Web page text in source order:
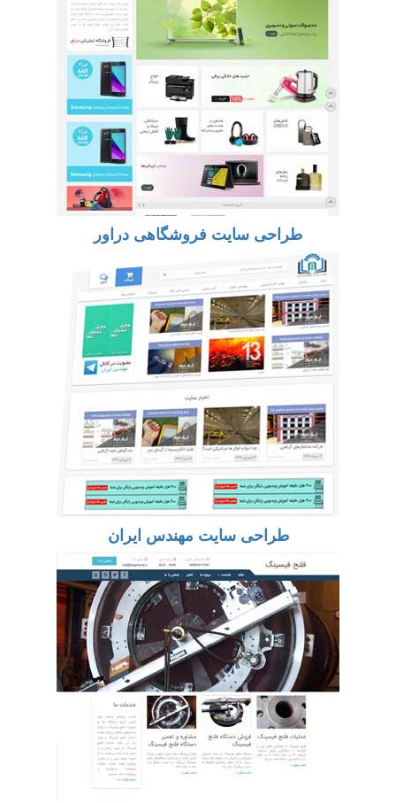
طراحی سایت فروشگاهی دراور
طراحی سایت مهندس ایران